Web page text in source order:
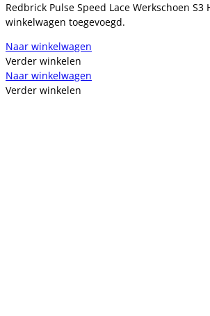
Redbrick Pulse Speed Lace Werkschoen S3
winkelwagen toegevoegd.
Naar winkelwagen
Verder winkelen
Naar winkelwagen
Verder winkelen